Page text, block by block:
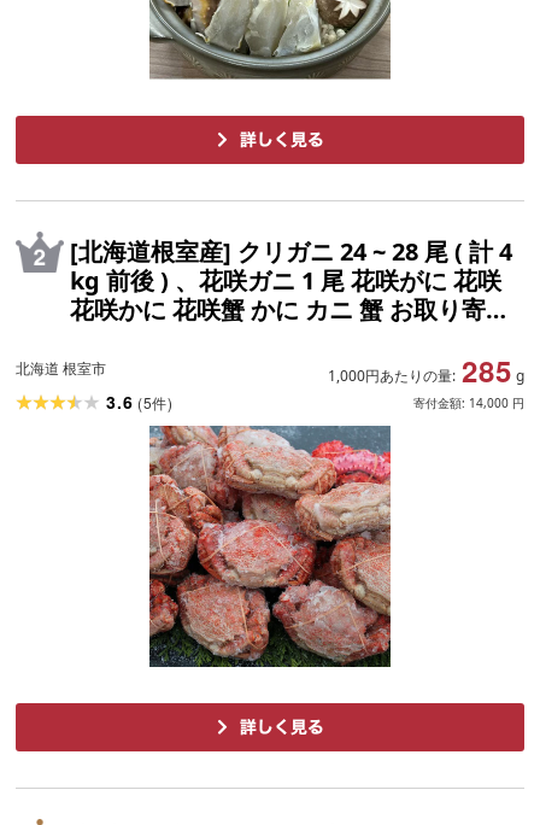
[北海道根室産] クリガニ 24 ~ 28 尾 ( 計 4
kg 前後 ) 、花咲ガニ 1 尾 花咲がに 花咲
花咲かに 花咲蟹 かに カニ 蟹 お取り寄せ
さと納税
北海道 根室市 1,000円あたりの量: 285 g
寄付金額: 14,000 円
3.6 (5件)